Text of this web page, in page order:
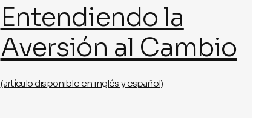
Entendiendo la
Aversión al Cambio
(artículo disponible en inglés y español)